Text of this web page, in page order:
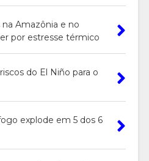
Amazônia e no
por estresse térmico
do El Niño para o
explode em 5 dos 6